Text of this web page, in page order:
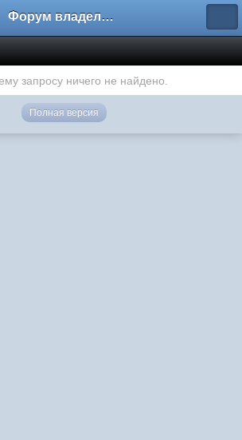
Форум владельцев интернет-магазинов
запросу ничего не найдено.
Полная версия